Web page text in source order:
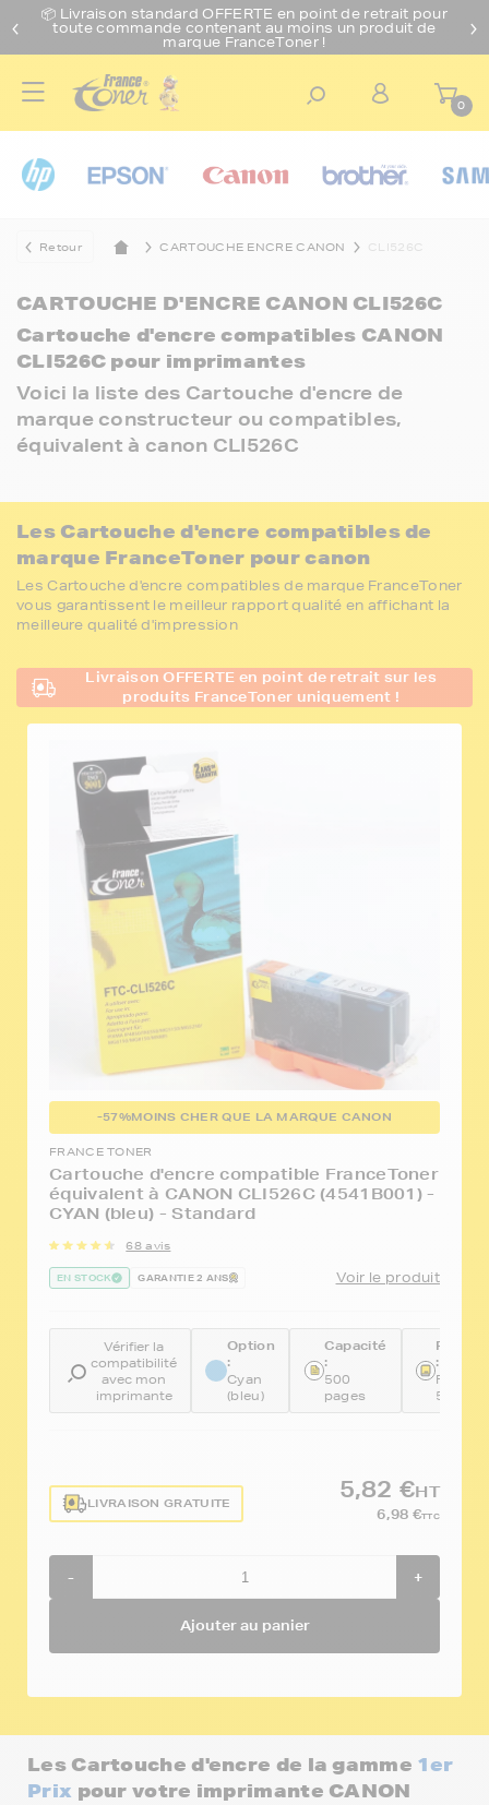
📦 Livraison standard OFFERTE en point de retrait pour
toute commande contenant au moins un produit de
marque FranceToner !
0
Retour CARTOUCHE ENCRE CANON CLI526C
CARTOUCHE D'ENCRE CANON CLI526C
Cartouche d'encre compatibles CANON
CLI526C pour imprimantes
Voici la liste des Cartouche d'encre de
marque constructeur ou compatibles,
équivalent à canon CLI526C
Les Cartouche d'encre compatibles de
marque FranceToner pour canon
Les Cartouche d'encre compatibles de marque FranceToner
vous garantissent le meilleur rapport qualité en affichant la
meilleure qualité d'impression
Livraison OFFERTE en point de retrait sur les
produits FranceToner uniquement !
-57%MOINS CHER QUE LA MARQUE CANON
FRANCE TONER
Cartouche d'encre compatible FranceToner
équivalent à CANON CLI526C (4541B001) -
CYAN (bleu) - Standard
68 avis
EN STOCK GARANTIE 2 ANS Voir le produit
Vérifier la
compatibilité
avec mon
imprimante
Option
:
Cyan
(bleu)
Capacité
:
500
pages
:
526C
LIVRAISON GRATUITE
5,82 €HT
6,98 €TTC
- +
Ajouter au panier
Les Cartouche d'encre de la gamme 1er
Prix pour votre imprimante CANON